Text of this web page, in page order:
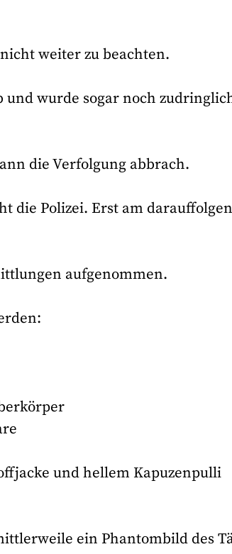
weiter zu beachten.
wurde sogar noch
die Verfolgung abbrach.
die Polizei. Erst am
aufgenommen.
und hellem Kapuzenpulli
ein Phantombild des